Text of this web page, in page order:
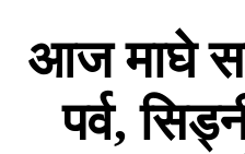
आज माघे
पर्व,